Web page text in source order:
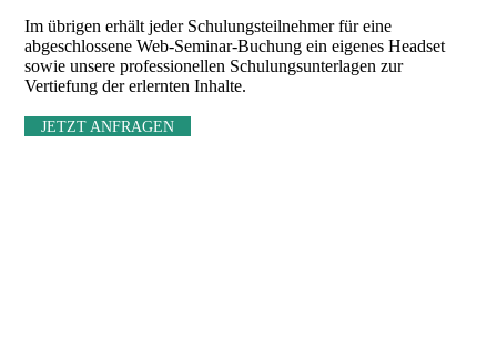
Im übrigen erhält jeder Schulungsteilnehmer für eine
abgeschlossene Web-Seminar-Buchung ein eigenes Headset
sowie unsere professionellen Schulungsunterlagen zur
Vertiefung der erlernten Inhalte.
JETZT ANFRAGEN